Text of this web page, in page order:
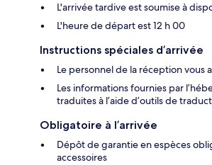
L'arrivée tardive est soumise à
L'heure de départ est 12 h 00
Instructions spéciales d’arrivée
Le personnel de la réception vous
Les informations fournies par
traduites à l’aide d’outils de
Obligatoire à l’arrivée
Dépôt de garantie en espèces
accessoires